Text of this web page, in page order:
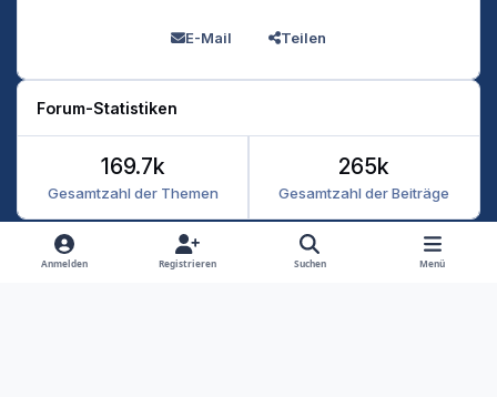
E-Mail Teilen
Forum-Statistiken
Gesamtzahl der Themen
169.7k
Gesamtzahl der Beiträge
265k
Heller Modus
Dunkler Modus
Systemeinstellung
Anmelden Registrieren Suchen Menü